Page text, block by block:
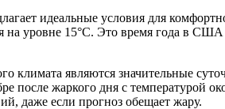
идеальные условия для
на уровне 15°C. Это время года в
климата являются значительные
после жаркого дня с температурой
даже если прогноз обещает жару.